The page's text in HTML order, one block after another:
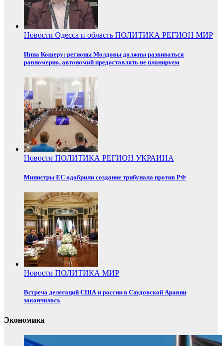
Новости Одесса и область ПОЛИТИКА РЕГИОН МИР
Инна Кошеру: регионы Молдовы должны развиваться
равномерно, автономий предоставлять не планируем
Новости ПОЛИТИКА РЕГИОН УКРАИНА
Министры ЕС одобрили создание трибунала против РФ
Новости ПОЛИТИКА МИР
Встреча делегаций США и россии в Саудовской Аравии
закончилась
Экономика